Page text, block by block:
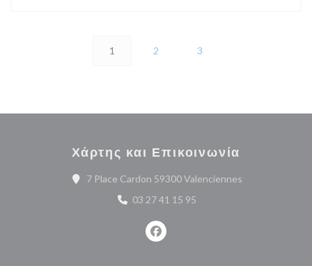
1 2 3
Χάρτης και Επικοινωνία
7 Place Cardon 59300 Valenciennes((ανοίγει σε
03 27 41 15 95
Facebook ((ανοίγει σε νέο